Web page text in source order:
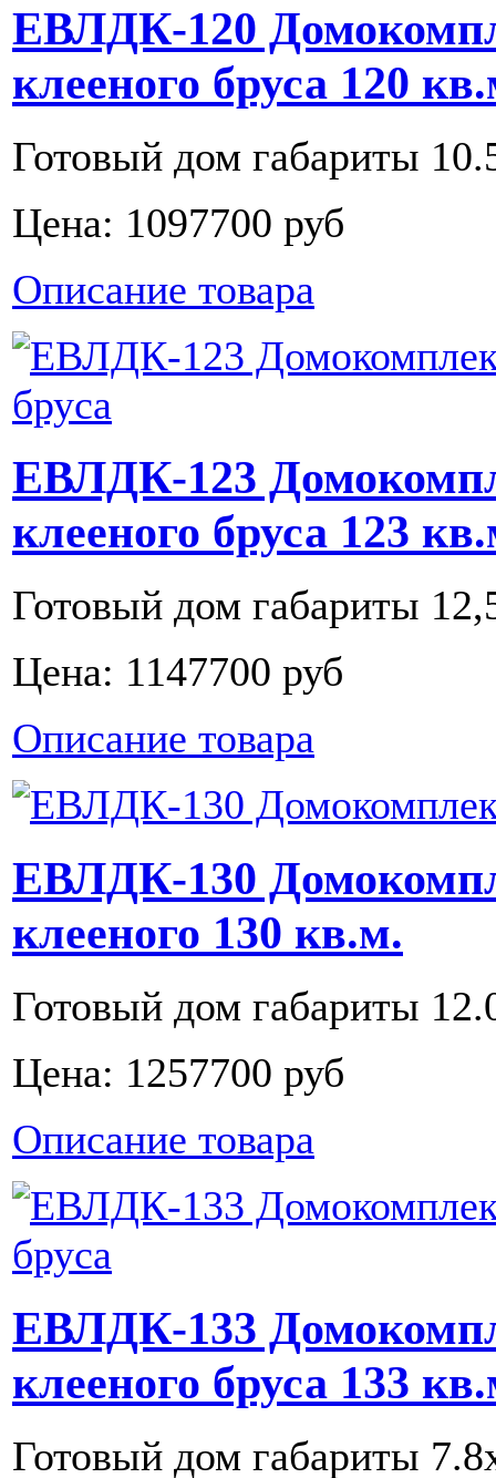
ЕВЛДК-120
клееного бруса 120
Готовый дом габариты
Цена: 1097700 руб
Описание товара
ЕВЛДК-123
клееного бруса 123
Готовый дом габариты
Цена: 1147700 руб
Описание товара
ЕВЛДК-130
клееного 130 кв.м.
Готовый дом габариты
Цена: 1257700 руб
Описание товара
ЕВЛДК-133
клееного бруса 133
Готовый дом габариты